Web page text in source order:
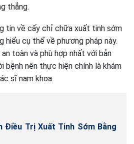
thẳng.
tin về cấy chỉ chữa xuất tinh sớm
hiểu cụ thể về phương pháp này.
toàn và phù hợp nhất với bản
bệnh nên thực hiện chính là khám
sĩ nam khoa.
Điều Trị Xuất Tinh Sớm Bằng